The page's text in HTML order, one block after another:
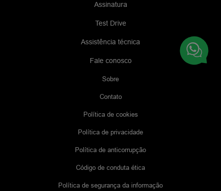
Assinatura
Test Drive
Assistência técnica
Fale conosco
Sobre
Contato
Política de cookies
Política de privacidade
Política de anticorrupção
Código de conduta ética
Política de segurança da informação